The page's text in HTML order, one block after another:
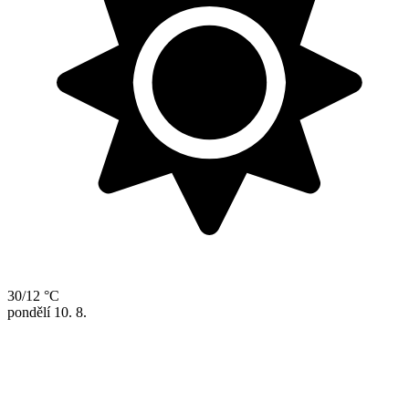
30/12 °C
pondělí 10. 8.